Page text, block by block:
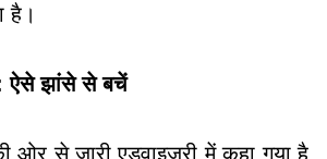
है।
ऐसे झांसे से बचें
ओर से जारी एडवाइजरी में कहा गया है